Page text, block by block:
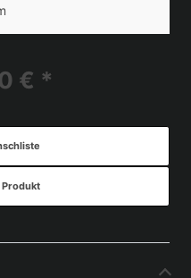
€ *
Produkt